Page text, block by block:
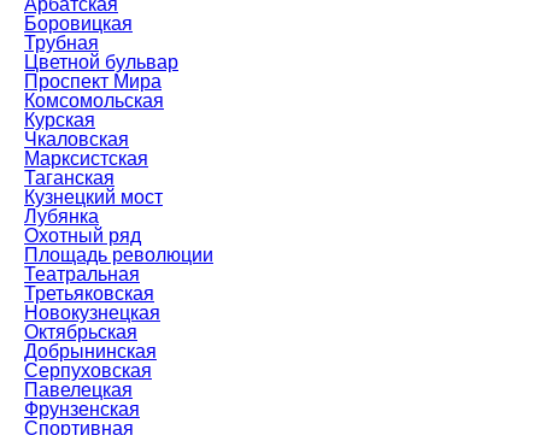
Боровицкая
Трубная
Цветной бульвар
Проспект Мира
Комсомольская
Курская
Чкаловская
Марксистская
Таганская
Кузнецкий мост
Лубянка
Охотный ряд
Площадь революции
Театральная
Третьяковская
Новокузнецкая
Октябрьская
Добрынинская
Серпуховская
Павелецкая
Фрунзенская
Спортивная